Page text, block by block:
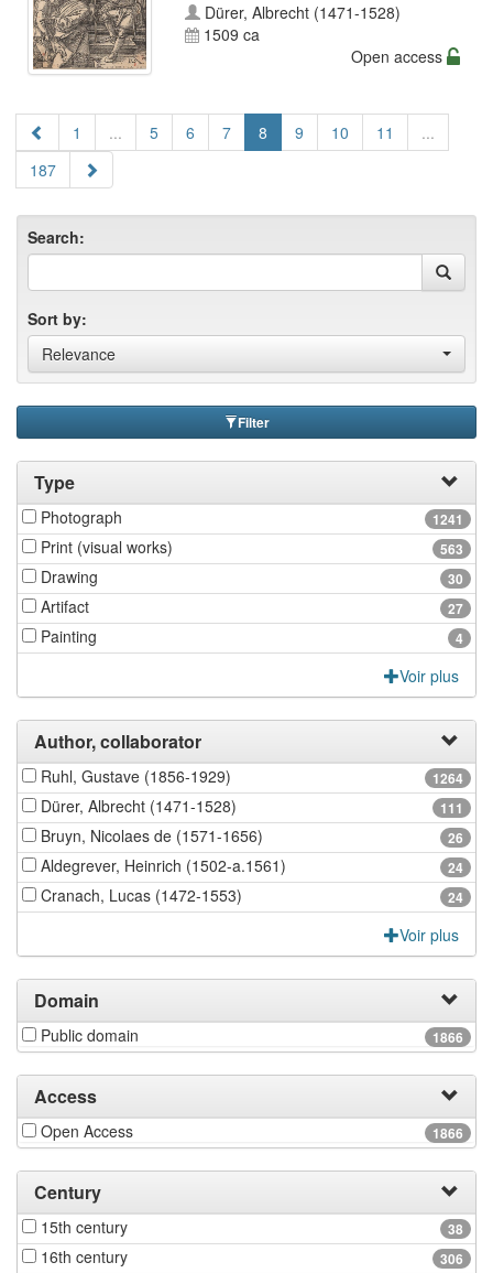
Dürer, Albrecht (1471-1528)
1509 ca
Open access
1 ... 5 6 7 8 9 10 11
...
187
Search:
Sort by:
Relevance
Filter
Type
1241
Photograph
563
Print (visual works)
30
Drawing
27
Artifact
4
Painting
Voir plus
Author, collaborator
1264
Ruhl, Gustave (1856-1929)
111
Dürer, Albrecht (1471-1528)
26
Bruyn, Nicolaes de (1571-1656)
24
Aldegrever, Heinrich (1502-a.1561)
24
Cranach, Lucas (1472-1553)
Voir plus
Domain
1866
Public domain
Access
1866
Open Access
Century
38
15th century
306
16th century